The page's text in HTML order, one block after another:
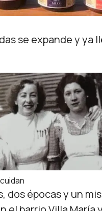
se expande y ya
dos épocas y un